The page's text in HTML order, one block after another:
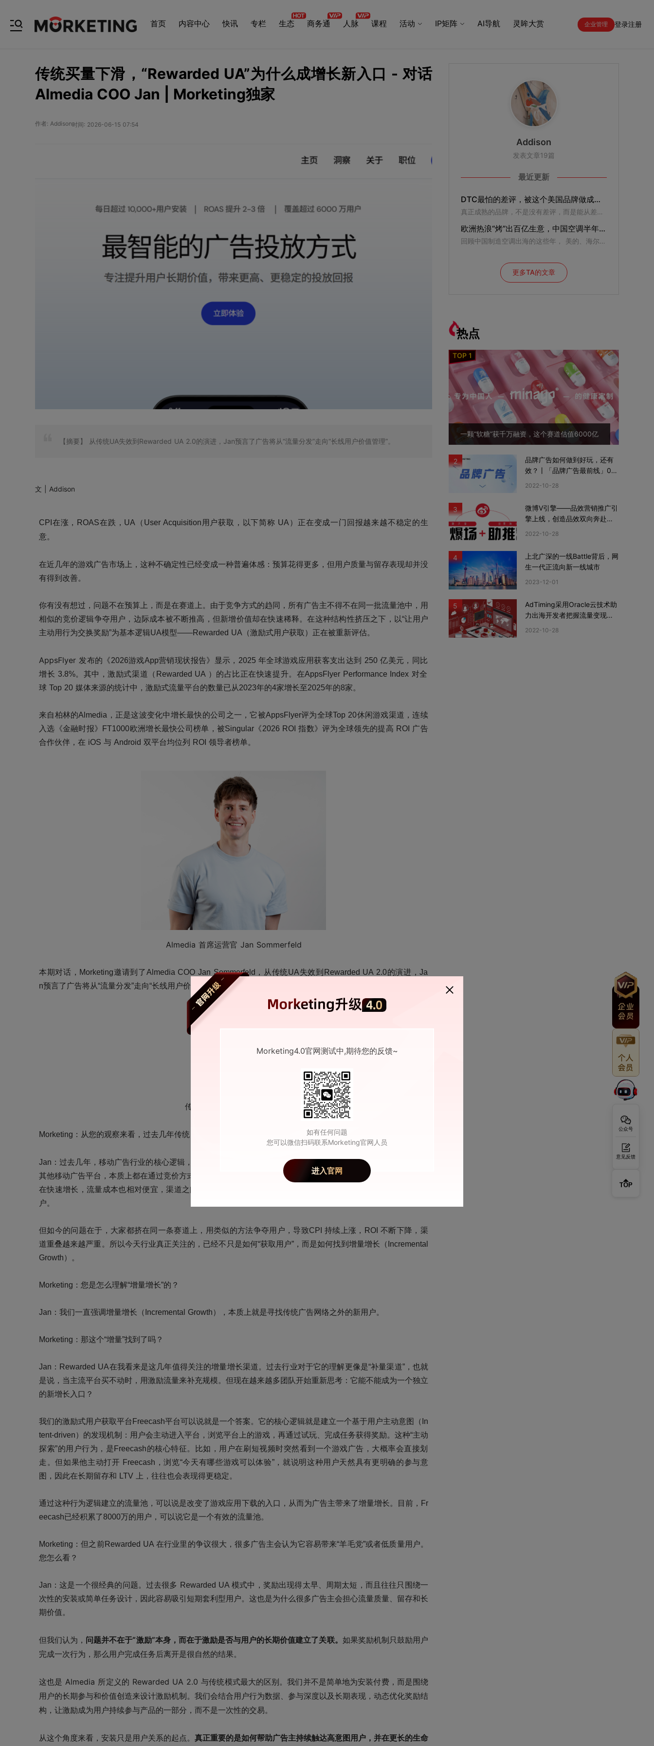
首页 内容中心 快讯 专栏 生态 商务通 人脉 课程 活动 IP矩阵 AI导航 灵眸大赏 企业管理 登录注册
传统买量下滑，“Rewarded UA”为什么成增长新入口 - 对话
Almedia COO Jan | Morketing独家
作者: Addison时间: 2026-06-15 07:54
【摘要】 从传统UA失效到Rewarded UA 2.0的演进，Jan预言了广告将从“流量分发”走向“长线用户价值管理”。
文 | Addison
CP 在涨，
ROAS在跌，UA（User Acquisition用户获取，以下简称 UA）正在变成一门回报越来越不稳定的生
意。
在近几年的游戏广告市场上，这种不确定性已经变成一种普遍体感： 预算花得更多，但用户质量与留存表现却并没
有得到改善。
你有没有想过，问题不在预算上，而是在赛道上。由于竞争方式的趋同，所有广告主不得不在同一批流量池中，用
相似的竞价逻辑争夺用户，边际成本被不断推高，但新增价值却在快速稀释。在这种结构性挤压之下，以“让用户
主动用行为交换奖励”为基本逻辑UA模型——Rewarded UA（激励式用户获取）正在被重新评估。
AppsFlyer发布的 《2026游戏App营销现状报告》 显示 ， 2025 年全球游戏应用获客支出达到 250 亿美元 ，同比
增长 3.8%。其中，激励式渠道（Rewarded UA ）的占比正在快速提升。 在AppsFlyer Performance Index 对全
球 Top 20 媒体来源的统计中，激励式流量平台的数量已从2023年的4家增长至2025年的8家。
来自柏林的Almedia，正是这波变化中增长最快的公司之一，它被AppsFlyer评为全球Top 20休闲游戏渠道，连续
入选《金融时报》FT1000欧洲增长最快公司榜单， 被Singular《2026 ROI 指数》评为全球领先的提高 ROI 广告
合作伙伴，在 iOS 与 Android 双平台均位列 ROI 领导者榜单。
Almedia 首席运营官 Jan Sommerfeld
本期对话 ， Morketing邀请到了Almedia COO Jan Sommerfeld ，从传统UA失效到Rewarded UA 2.0的演进，Ja
n预言了广告将从“流量分发”走向“长线用户价值管理”。 以下是
传统 UA 为什么不好用了？
Morketing：从您的观察来看，过去几年传统 UA 行业经历了哪些变化？
Jan ：过去几年，移动广告行业的核心逻辑，其实一直是围绕同一个流量池展开竞争。无论是
Meta、Google 还是
其他移动广告平台，本质上都在通过竞价方式争夺用户。可以说，这套模式在增量时代非常有效，当时用户规模还
在快速增长，流量成本也相对便宜，渠道之间的竞争也没有如今这么激烈，谁出价高，谁就可以更精准地触达用
户。
但如今的问题在于，大家都挤在同一条赛道上，用类似的方法争夺用户，导致CPI 持续上涨，ROI 不断下降，渠
道重叠越来越严重。所以今天行业真正关注的， 已经不只是如何“获取用户”，而是如何找到增量增长（Incremental
Growth）。
Morketing：您是怎么理解“增量增长”的？
Jan ：我们一直强调增量增长（ Incremental Growth），本质上就是寻找传统广告网络之外的新用户。
Morketing：那这个“增量”找到了吗？
Jan ： Rewarded UA在我看来是这几年值得关注的增量增长渠道。过去行业对于它的理解更像是“补量渠道”，也就
是说，当主流平台买不动时，用激励流量来补充规模。但现在越来越多团队开始重新思考： 它能不能成为一个独立
的新增长入口？
我们的激励式用户获取平台 Freecash平台可以说就是一个答案。 它的核心逻辑就是建立一个基于用户主动意图（ In
tent-driven）的发现机制：用户会主动进入平台，浏览平台上的游戏，再通过试玩、完成任务获得奖励。这种“主动
探索”的用户行为，是Freecash的核心特征。
比如，用户在刷短视频时突然看到一个游戏广告，大概率会直接划
走。但如果他主动打开 Freecash，浏览“今天有哪些游戏可以体验”，就说明这种用户天然具有更明确的参与意
图，因此在长期留存和 LTV 上，往往也会表现得更稳定。
通过这种行为逻辑建立的流量池，可以说是改变了游戏应用下载的入口，从而为广告主带来了增量增长。目前， Fr
eecash已经积累了8000万的用户，可以说它是一个有效的流量池。
Morketing：但之前Rewarded UA 在行业里的争议很大，很多广告主会认为它容易带来“羊毛党”或者低质量用户。
您怎么看？
Jan：这是一个很经典的问题。过去很多 Rewarded UA 模式中，奖励出现得太早、周期太短，而且往往只围绕一
次性的安装或简单任务设计，因此容易吸引短期套利型用户。这也是为什么很多广告主会担心流量质量、留存和长
期价值。
但我们认为， 问题并不在于“激励”本身，而在于激励是否与用户的长期价值建立了关联。 如果奖励机制只鼓励用户
完成一次行为，那么用户完成任务后离开是很自然的结果。
这也是 Almedia 所定义的 Rewarded UA 2.0 与传统模式最大的区别。我们并不是简单地为安装付费，而是围绕
用户的长期参与和价值创造来设计激励机制。我们会结合用户行为数据、参与深度以及长期表现，动态优化奖励结
构，让激励成为用户持续参与产品的一部分，而不是一次性的交易。
从这个角度来看，安装只是用户关系的起点。 真正重要的是如何帮助广告主持续触达高意图用户，并在更长的生命
Addison
发表文章19篇
最近更新
DTC最怕的差评，被这个美国品牌做成了最值钱的品牌资产
真正成熟的品牌，不是没有差评，而是能从差评里听见下一次增长的方向。
欧洲热浪“烤”出百亿生意，中国空调半年狂卖37亿美元
回顾中国制造空调出海的这些年， 美的、海尔、格力、海信......有人三年磨一款产品，有人十几年布一张渠道网，有人押注技术法规，有人砸钱营销。2026年的欧洲热浪，像一面放大镜，照出了中国空调出海的集体爆发，也照出了各家的出海底牌。
更多TA的文章
热点
一颗“软糖”获千万融资，这个赛道估值6000亿
2
品牌广告如何做到好玩，还有
效？丨「品牌广告最前线」02
2022-10-28
3
微博V引擎——品效营销推广引
擎上线，创造品效双向奔赴新
2022-10-28
4
上北广深的一线Battle背后，网
生一代正流向新一线城市
2023-12-01
5
AdTiming采用Oracle云技术助
力出海开发者把握流量变现新
2022-10-28
公众号
意见反馈
TOP
Morketing4.0官网测试中,期待您的反馈~
如有任何问题
您可以微信扫码联系Morketing官网人员
进入官网